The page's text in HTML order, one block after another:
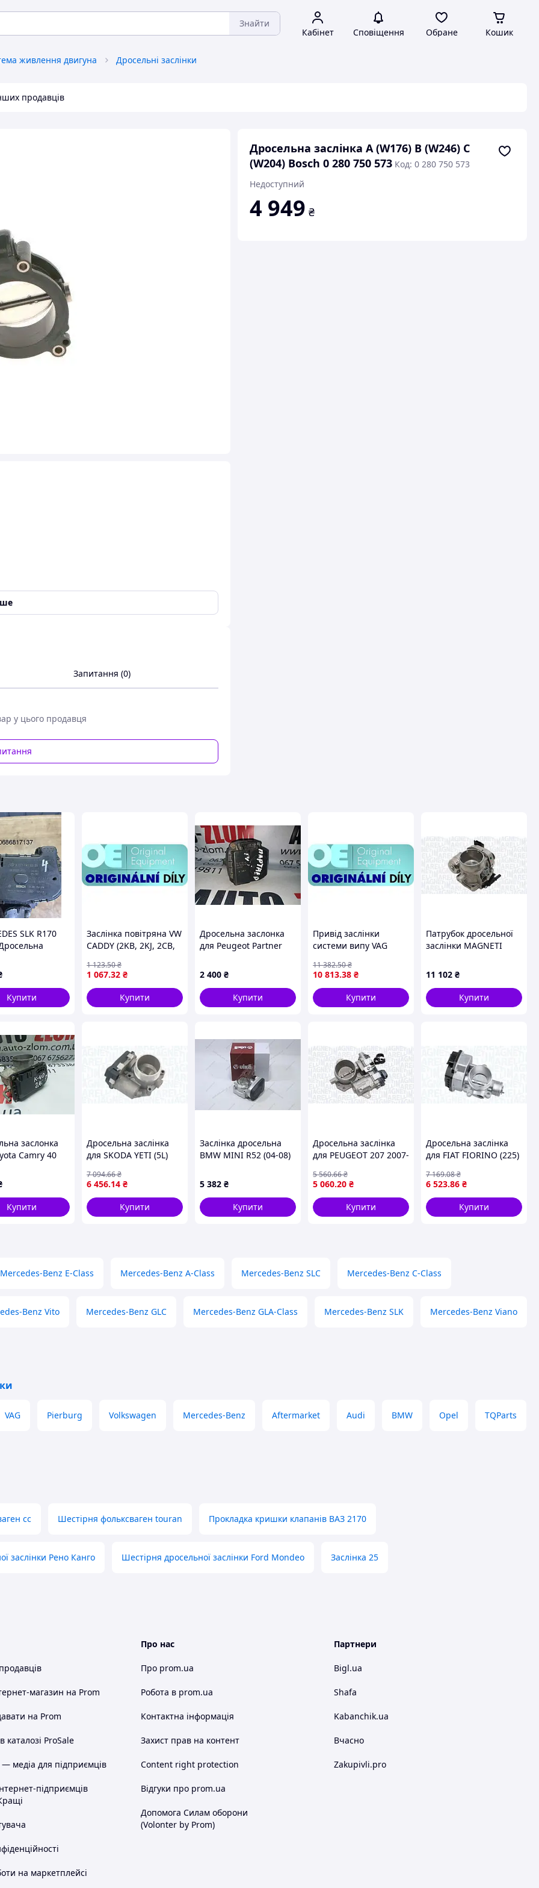
Знайти
Кабінет Сповіщення Обране Кошик
живлення двигуна Дросельні заслінки
продавців
Дросельна заслінка A (W176) B (W246) C
(W204) Bosch 0 280 750 573 Код: 0 280 750 573
Недоступний
4 949 ₴
,V-Class,SLC,Vito,C-Class,B-Class,GLC,GLA-Class,
2012-, Mercedes-Benz B-KLASSE (W246) 2011-,
(C204) 2011-, Mercedes-Benz C-KLASSE (W205)
-
які випускалися з 2011 року, Mercedes-Benz B
які випускалися з 2007 року.
магазині за найдоступнішими цінами.
Запитання (0)
у цього продавця
SLK R170
Купити
Заслінка повітряна VW
CADDY (2KB, 2KJ, 2CB,
1 067.32 ₴
1 123.50₴
Купити
Дросельна заслонка
для Peugeot Partner
2 400 ₴
Купити
Привiд заслiнки
системи випу VAG
10 813.38 ₴
11 382.50₴
Купити
Патрубок дросельної
заслінки MAGNETI
на PEUGEOT 607 седан
(9D, 9U)
11 102 ₴
Купити
заслонка
Camry 40
Купити
Дросельна заслінка
для SKODA YETI (5L)
MARELLI #TB0043
6 456.14 ₴
7 094.66₴
Купити
Заслінка дросельна
BMW MINI R52 (04-08)
VIKA
5 382 ₴
Купити
Дросельна заслінка
для PEUGEOT 207 2007-
MARELLI #44GTE3P
5 060.20 ₴
5 560.66₴
Купити
Дросельна заслінка
для FIAT FIORINO (225)
MARELLI #TB0063
6 523.86 ₴
7 169.08₴
Купити
Mercedes-Benz E-Class Mercedes-Benz A-Class Mercedes-Benz SLC Mercedes-Benz C-Class
Benz Vito Mercedes-Benz GLC Mercedes-Benz GLA-Class Mercedes-Benz SLK Mercedes-Benz Viano
VAG Pierburg Volkswagen Mercedes-Benz Aftermarket Audi BMW Opel TQParts
cc Шестірня фольксваген touran Прокладка кришки клапанів ВАЗ 2170
заслінки Рено Канго Шестірня дросельної заслінки Ford Mondeo Заслінка 25
магазин на Prom
на Prom
каталозі ProSale
медіа для підприємців
підприємців
на маркетплейсі
Про нас
Про prom.ua
Робота в prom.ua
Контактна інформація
Захист прав на контент
Content right protection
Відгуки про prom.ua
Допомога Силам оборони
(Volonter by Prom)
Партнери
Bigl.ua
Shafa
Kabanchik.ua
Вчасно
Zakupivli.pro